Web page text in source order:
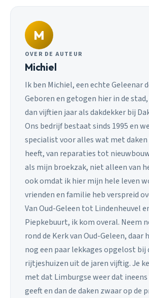
M
OVER DE AUTEUR
Michiel
Ik ben Michiel, een echte Geleenar
Geboren en getogen hier in de
dan vijftien jaar als dakdekker bij
Ons bedrijf bestaat sinds 1995 en
specialist voor alles wat met
heeft, van reparaties tot
als mijn broekzak, niet alleen van
ook omdat ik hier mijn hele leven
vrienden en familie heb verspreid
Van Oud-Geleen tot Lindenheuvel
Piepkebuurt, ik kom overal. Neem
rond de Kerk van Oud-Geleen, daar
nog een paar lekkages opgelost bij
rijtjeshuizen uit de jaren vijftig. Je
met dat Limburgse weer dat
geeft en dan de daken zwaar op de